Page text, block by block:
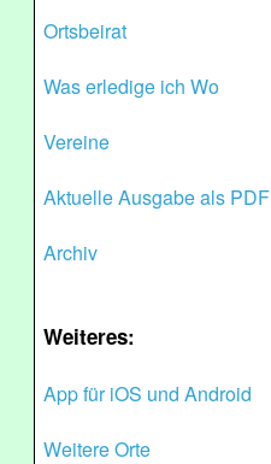
Ortsbeirat
Was erledige ich Wo
Vereine
Aktuelle Ausgabe als PDF
Archiv
Weiteres:
App für iOS und Android
Weitere Orte